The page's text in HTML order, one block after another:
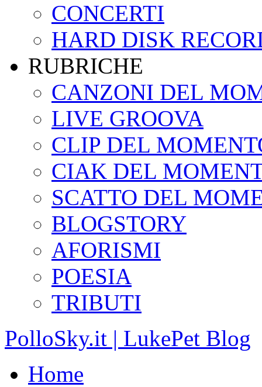
CONCERTI
HARD DISK
RUBRICHE
CANZONI DEL
LIVE GROOVA
CLIP DEL
CIAK DEL
SCATTO DEL
BLOGSTORY
AFORISMI
POESIA
TRIBUTI
PolloSky.it | LukePet Blog
Home